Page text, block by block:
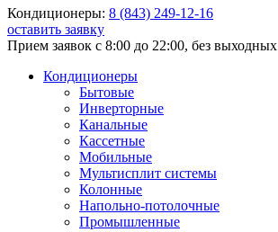
Кондиционеры: 8 (843) 249-12-16
оставить заявку
Прием заявок с 8:00 до 22:00, без выходных
Кондиционеры
Бытовые
Инверторные
Канальные
Кассетные
Мобильные
Мультисплит системы
Колонные
Напольно-потолочные
Промышленные